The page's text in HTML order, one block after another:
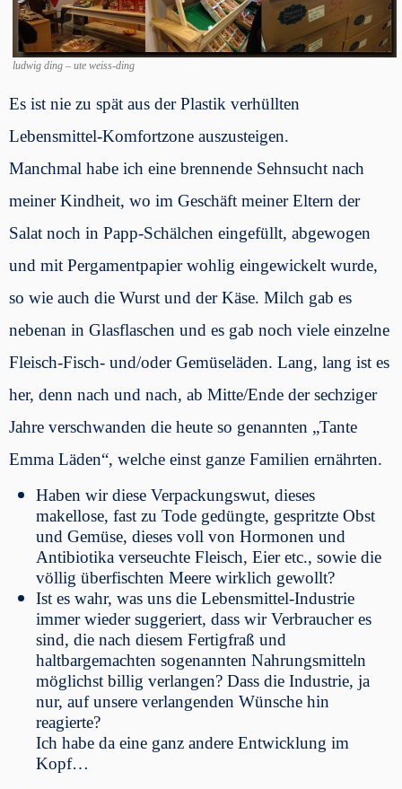
ludwig ding – ute weiss-ding
Es ist nie zu spät aus der Plastik verhüllten
Lebensmittel-Komfortzone auszusteigen.
Manchmal habe ich eine brennende Sehnsucht nach
meiner Kindheit, wo im Geschäft meiner Eltern der
Salat noch in Papp-Schälchen eingefüllt, abgewogen
und mit Pergamentpapier wohlig eingewickelt wurde,
so wie auch die Wurst und der Käse. Milch gab es
nebenan in Glasflaschen und es gab noch viele einzelne
Fleisch-Fisch- und/oder Gemüseläden. Lang, lang ist es
her, denn nach und nach, ab Mitte/Ende der sechziger
Jahre verschwanden die heute so genannten „Tante
Emma Läden“, welche einst ganze Familien ernährten.
Haben wir diese Verpackungswut, dieses
makellose, fast zu Tode gedüngte, gespritzte Obst
und Gemüse, dieses voll von Hormonen und
Antibiotika verseuchte Fleisch, Eier etc., sowie die
völlig überfischten Meere wirklich gewollt?
Ist es wahr, was uns die Lebensmittel-Industrie
immer wieder suggeriert, dass wir Verbraucher es
sind, die nach diesem Fertigfraß und
haltbargemachten sogenannten Nahrungsmitteln
möglichst billig verlangen? Dass die Industrie, ja
nur, auf unsere verlangenden Wünsche hin
reagierte?
Ich habe da eine ganz andere Entwicklung im
Kopf…